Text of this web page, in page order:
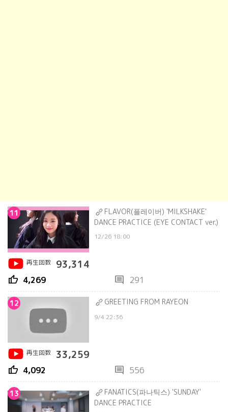
11
FLAVOR(플레이버) 'MILKSHAKE'
DANCE PRACTICE (EYE CONTACT ver.)
12/26 18:00
再生回数 93,314
thumb_up 4,269 comment 291
12 GREETING FROM RAYEON
9/4 22:36
再生回数 33,259
thumb_up 4,092 comment 556
13
FANATICS(파나틱스) 'SUNDAY'
DANCE PRACTICE